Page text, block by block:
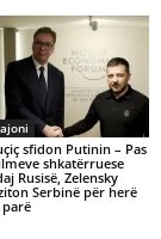
sfidon Putinin – Pas
shkatërruese
Rusisë, Zelensky
Serbinë për herë